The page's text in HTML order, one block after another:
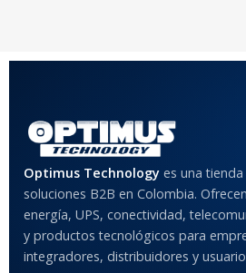
Optimus Technology es una
soluciones B2B en Colombia.
energía, UPS, conectividad,
y productos tecnológicos para
integradores, distribuidores y